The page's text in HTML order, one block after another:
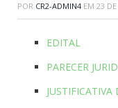
POR CR2-ADMIN4 EM 23
EDITAL
PARECER
JUSTIFICATIVA